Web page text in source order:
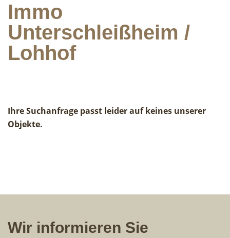
Immo
Unterschleißheim /
Lohhof
Ihre Suchanfrage passt leider auf keines unserer
Objekte.
Wir informieren Sie